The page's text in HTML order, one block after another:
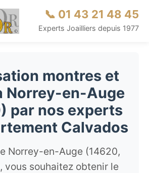
📞 01 43 21 48 45
Experts Joailliers depuis 1977
montres et
Norrey-en-Auge
par nos experts
Calvados
Norrey-en-Auge (14620,
vous souhaitez obtenir le